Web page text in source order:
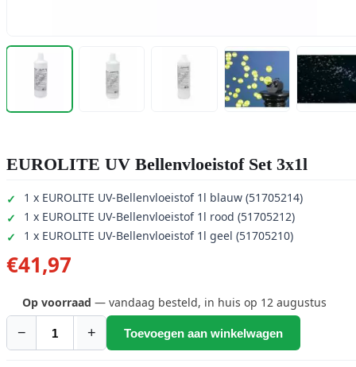
EUROLITE UV Bellenvloeistof Set 3x1l
1 x EUROLITE UV-Bellenvloeistof 1l blauw (51705214)
1 x EUROLITE UV-Bellenvloeistof 1l rood (51705212)
1 x EUROLITE UV-Bellenvloeistof 1l geel (51705210)
€41,97
Op voorraad — vandaag besteld, in huis op 12 augustus
−
EUROLITE
+ Toevoegen aan winkelwagen